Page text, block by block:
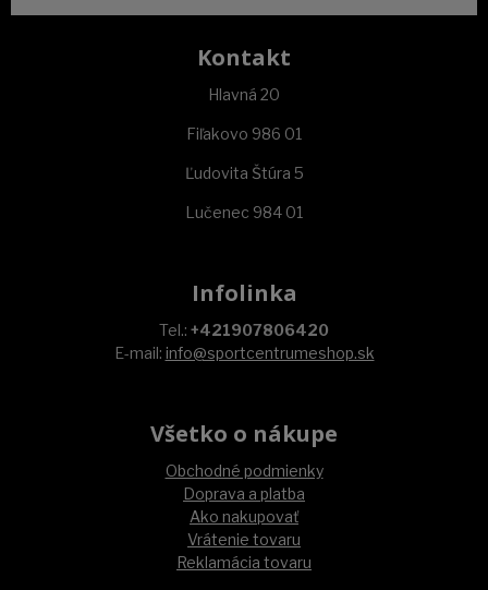
Kontakt
Hlavná 20
Fiľakovo 986 01
Ľudovita Štúra 5
Lučenec 984 01
Infolinka
Tel.: +421907806420
E-mail: info@sportcentrumeshop.sk
Všetko o nákupe
Obchodné podmienky
Doprava a platba
Ako nakupovať
Vrátenie tovaru
Reklamácia tovaru